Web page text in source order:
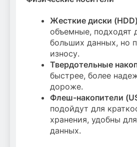
Жесткие диски (HDD)
объемные, подходят
больших данных, но
износу.
Твердотельные
быстрее, более
дороже.
Флеш-накопители
подойдут для
хранения, удобны
данных.